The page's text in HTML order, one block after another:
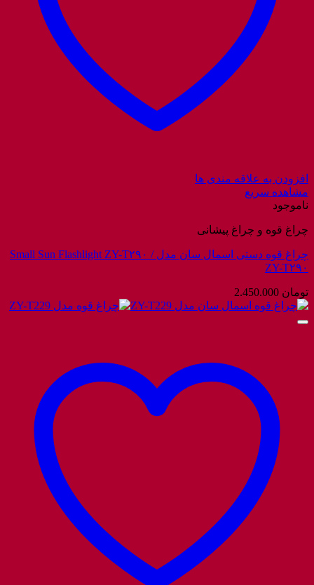
افزودن به علاقه مندی ها
مشاهده سریع
ناموجود
چراغ قوه و چراغ پیشانی
چراغ قوه دستی اسمال سان مدل Small Sun Flashlight ZY-T۲۹۰ /
ZY-T۲۹۰
تومان